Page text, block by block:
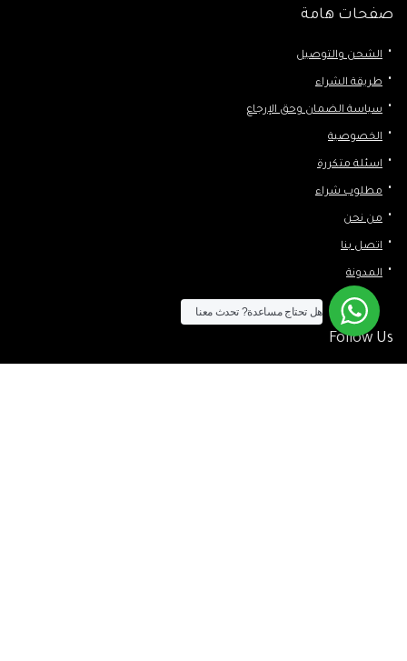
صفحات هامة
الشحن والتوصيل
طريقة الشراء
سياسة الضمان وحق الإرجاع
الخصوصية
اسئلة متكررة
مطلوب شراء
من نحن
اتصل بنا
المدونة
Follow Us
هل تحتاج مساعدة? تحدث معنا